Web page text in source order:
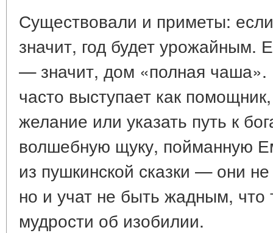
Существовали и приметы:
значит, год будет урожайным.
— значит, дом «полная чаша».
часто выступает как
желание или указать путь к
волшебную щуку, пойманную
из пушкинской сказки — они
но и учат не быть жадным, что
мудрости об изобилии.